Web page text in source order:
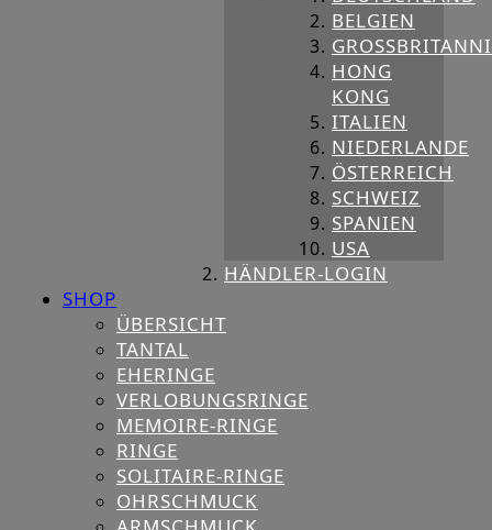
BELGIEN
HONG
KONG
ITALIEN
NIEDERLANDE
ÖSTERREICH
SCHWEIZ
SPANIEN
USA
HÄNDLER-LOGIN
SHOP
ÜBERSICHT
TANTAL
EHERINGE
VERLOBUNGSRINGE
MEMOIRE-RINGE
RINGE
SOLITAIRE-RINGE
OHRSCHMUCK